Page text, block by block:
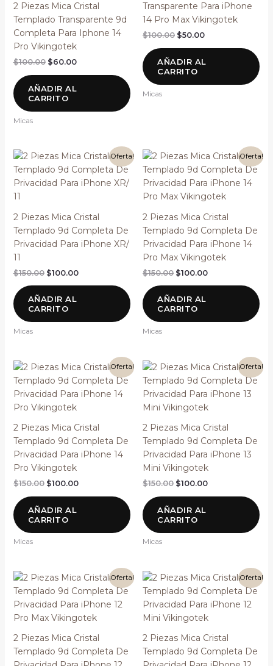
2 Piezas Mica Cristal
Templado Transparente 9d
Completa Para Iphone 14
Pro Vikingotek
$100.00 $60.00
AÑADIR AL
CARRITO
Micas
Transparente Para iPhone
14 Pro Max Vikingotek
$100.00 $50.00
AÑADIR AL
CARRITO
Micas
¡Oferta!
2 Piezas Mica Cristal
Templado 9d Completa De
Privacidad Para iPhone XR/
11
$150.00
El
original
era:
$100.00
El
actual
es:
AÑADIR AL
CARRITO
Micas
¡Oferta!
2 Piezas Mica Cristal
Templado 9d Completa De
Privacidad Para iPhone 14
Pro Max Vikingotek
$150.00
El
original
era:
$150.00.
$100.00
El
actual
es:
$100.00.
AÑADIR AL
CARRITO
Micas
¡Oferta!
2 Piezas Mica Cristal
Templado 9d Completa De
Privacidad Para iPhone 14
Pro Vikingotek
$150.00
El
original
era:
$150.00.
$100.00
El
actual
es:
AÑADIR AL
CARRITO
Micas
¡Oferta!
2 Piezas Mica Cristal
Templado 9d Completa De
Privacidad Para iPhone 13
Mini Vikingotek
$150.00
El
original
era:
$150.00.
$100.00
El
actual
es:
AÑADIR AL
CARRITO
Micas
¡Oferta!
2 Piezas Mica Cristal
Templado 9d Completa De
El
original
era:
$150.00.
El
actual
es:
$100.00.
¡Oferta!
2 Piezas Mica Cristal
Templado 9d Completa De
El
original
era:
$150.00.
El
actual
es:
$100.00.